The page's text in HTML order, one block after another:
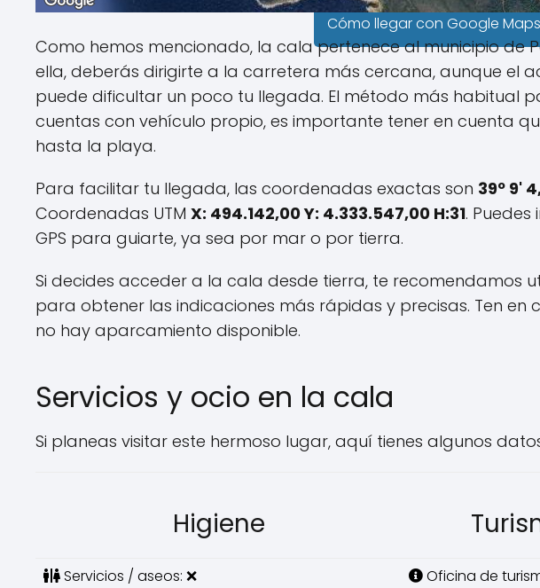
Cómo llegar con Google Maps
Como hemos mencionado, la cala pertenece al municipio de
ella, deberás dirigirte a la carretera más cercana, aunque el
puede dificultar un poco tu llegada. El método más habitual
cuentas con vehículo propio, es importante tener en cuenta
hasta la playa.
Para facilitar tu llegada, las coordenadas exactas son 39º 9'
Coordenadas UTM X: 494.142,00 Y: 4.333.547,00 H:31.
GPS para guiarte, ya sea por mar o por tierra.
Si decides acceder a la cala desde tierra, te recomendamos
para obtener las indicaciones más rápidas y precisas. Ten en
no hay aparcamiento disponible.
Servicios y ocio en la cala
Si planeas visitar este hermoso lugar, aquí tienes algunos
Higiene
Servicios / aseos: ❌
Oficina de